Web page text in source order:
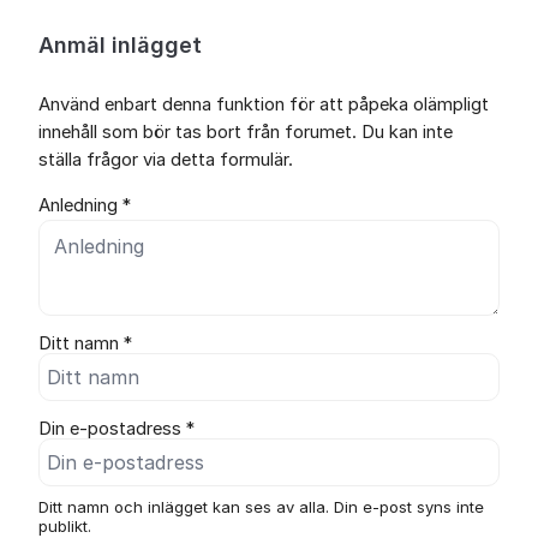
Anmäl inlägget
Använd enbart denna funktion för att påpeka olämpligt
innehåll som bör tas bort från forumet. Du kan inte
ställa frågor via detta formulär.
Anledning *
Ditt namn *
Din e-postadress *
Ditt namn och inlägget kan ses av alla. Din e-post syns inte
publikt.